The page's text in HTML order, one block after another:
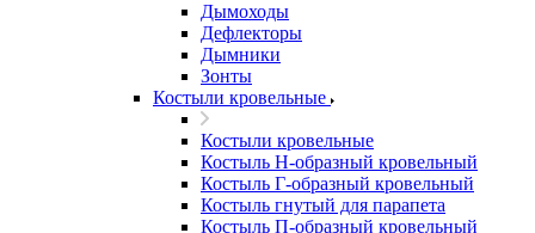
Дымоходы
Дефлекторы
Дымники
Зонты
Костыли кровельные
Костыли кровельные
Костыль H-образный кровельный
Костыль Г-образный кровельный
Костыль гнутый для парапета
Костыль П-образный кровельный